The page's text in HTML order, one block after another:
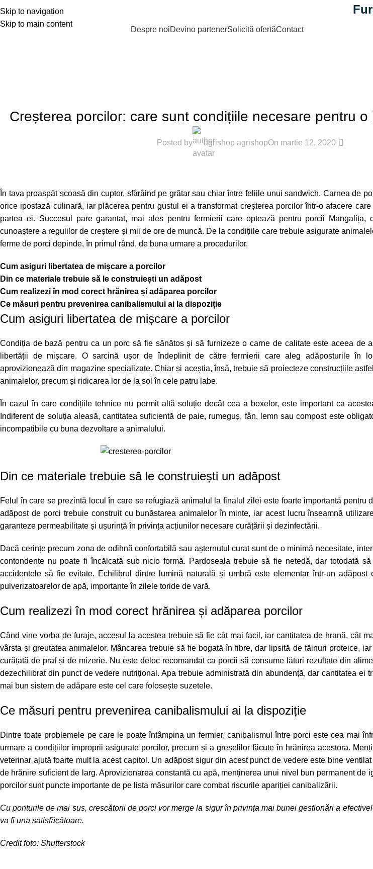
Skip to navigation
Skip to main content
PRODUSE Despre noiDevino partenerSolicită ofertăContact
Creșterea porcilor: care sunt condițiile necesare pentru
Posted by agrishop agrishopOn martie 12, 2020 2
În tava proaspăt scoasă din cuptor, sfârâind pe grătar sau chiar între feliile unui sandwich. Carnea de
orice ipostază culinară, iar plăcerea pentru gustul ei a transformat creșterea porcilor într-o afacere
partea ei. Succesul pare garantat, mai ales pentru fermierii care optează pentru porcii Mangalița,
cunoaștere a regulilor de creștere și mii de ore de muncă. De la condițiile care trebuie asigurate
ferme de porci depinde, în primul rând, de buna urmare a procedurilor.
Cum asiguri libertatea de mișcare a porcilor
Din ce materiale trebuie să le construiești un adăpost
Cum realizezi în mod corect hrănirea și adăparea porcilor
Ce măsuri pentru prevenirea canibalismului ai la dispoziție
Cum asiguri libertatea de mișcare a porcilor
Condiția de bază pentru ca un porc să fie sănătos și să furnizeze o carne de calitate este aceea de
libertății de mișcare. O sarcină ușor de îndeplinit de către fermierii care aleg adăposturile în
aprovizionează din magazinespecializate. Chiar și aceștia, însă, trebuie să proiecteze construcțiile
animalelor, precum și ridicarea lor de la sol în cele patru labe.
În cazul în care condițiile tehnice nu permit altă soluție decât cea a boxelor, este important ca
Indiferent de soluția aleasă, cantitatea suficientă de paie, rumeguș, fân, lemn sau compost este
incompatibile cu buna dezvoltare a animalului.
Din ce materiale trebuie să le construiești un adăpost
Felul în care se prezintă locul în care se refugiază animalul la finalul zilei este foarte importantă pentru
adăpost de porci trebuie construit cu bunăstarea animalelor în minte, iar acest lucru înseamnă
garanteze permeabilitate și ușurință în privința acțiunilor necesare curățării și dezinfectării.
Dacă cerințe precum zona de odihnă confortabilă sau așternutul curat sunt de o minimă necesitate,
contondente nu poate fi încălcată sub nicio formă. Pardoseala trebuie să fie netedă, dar totodată
accidentele să fie evitate. Echilibrul dintre lumină naturală și umbră este elementar într-un adăpost
pulverizatoarelor de apă, importante în zilele toride de vară.
Cum realizezi în mod corect hrănirea și adăparea porcilor
Când vine vorba de furaje, accesul la acestea trebuie să fie cât mai facil, iar cantitatea de hrană, cât
vârsta și greutatea animalelor. Mâncarea trebuie să fie bogată în fibre, dar lipsită de făinuri proteice,
curățată de praf și de mizerie. Nu este deloc recomandat ca porcii să consume lături rezultate din
dezechilibrat din punct de vedere nutrițional. Apa trebuie administrată din abundență, dar cantitatea ei
mai bun sistem de adăpare este cel care folosește suzetele.
Ce măsuri pentru prevenirea canibalismului ai la dispoziție
Dintre toate problemele pe care le poate întâmpina un fermier, canibalismul între porci este cea mai
urmare a condițiilor improprii asigurate porcilor, precum și a greșelilor făcute în hrănirea acestora.
veterinar ajută foarte mult la acest capitol. Un adăpost sigur din acest punct de vedere este bine
de hrănire suficient de larg. Aprovizionarea constantă cu apă, menținerea unui nivel bun permanent de
porcilor sunt puncte importante de pe lista măsurilor care combat riscurile apariției canibalizării.
Cu ponturile de mai sus, crescătorii de porci vor merge la sigur în privința mai bunei gestionări a
va fi una satisfăcătoare.
Credit foto: Shutterstock